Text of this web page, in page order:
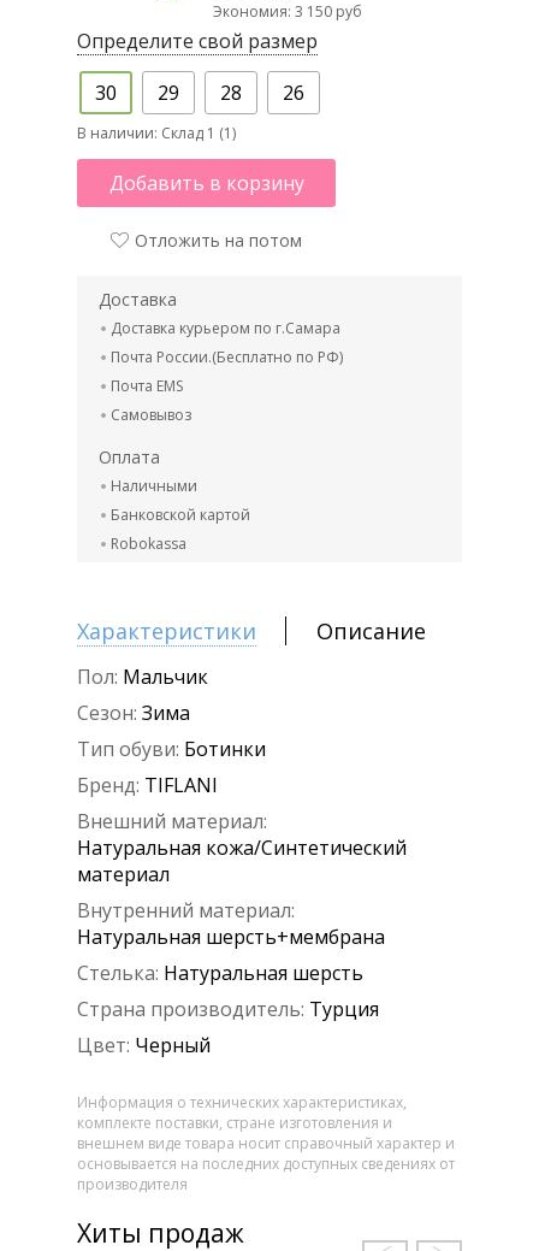
Экономия: 3 150 руб
Определите свой размер
30
29 28 26
В наличии: Склад 1 (1)
Добавить в корзину
Отложить на потом
Доставка
Доставка курьером по г.Самара
Почта России.(Бесплатно по РФ)
Почта EMS
Самовывоз
Оплата
Наличными
Банковской картой
Robokassa
Характеристики Описание
Пол: Мальчик
Сезон: Зима
Тип обуви: Ботинки
Бренд: TIFLANI
Внешний материал:
Натуральная кожа/Синтетический
материал
Внутренний материал:
Натуральная шерсть+мембрана
Стелька: Натуральная шерсть
Страна производитель: Турция
Цвет: Черный
Информация о технических характеристиках,
комплекте поставки, стране изготовления и
внешнем виде товара носит справочный характер и
основывается на последних доступных сведениях от
производителя
Хиты продаж